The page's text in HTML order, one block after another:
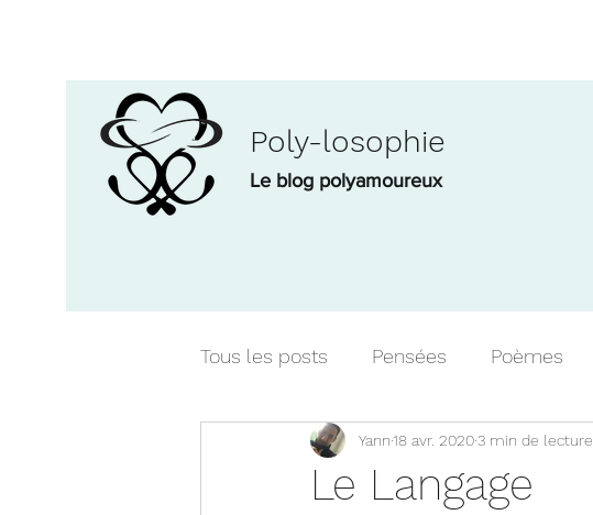
Poly-losophie
Le blog polyamoureux
Tous les posts Pensées Poèmes
Analyse et compte-rendu Histoire
Le Langage
Yann18 avr. 20203 min de lecture